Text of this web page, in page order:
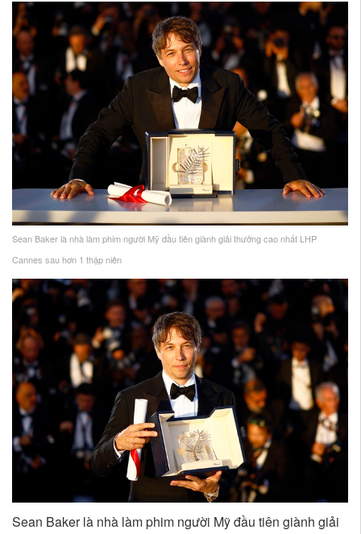
Sean Baker là nhà làm phim người Mỹ đầu tiên giành giải thưởng cao nhất LHP
Cannes sau hơn 1 thập niên
Sean Baker là nhà làm phim người Mỹ đầu tiên giành giải